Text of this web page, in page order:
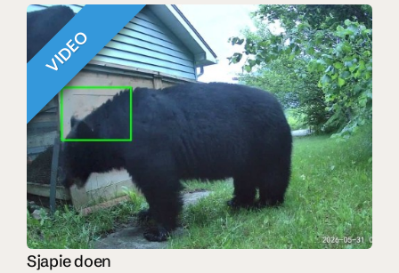
VIDEO
Sjapie doen